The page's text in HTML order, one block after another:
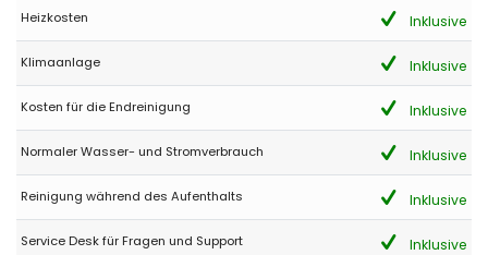
Heizkosten Inklusive
Klimaanlage Inklusive
Kosten für die Endreinigung Inklusive
Normaler Wasser- und Stromverbrauch Inklusive
Reinigung während des Aufenthalts Inklusive
Service Desk für Fragen und Support Inklusive